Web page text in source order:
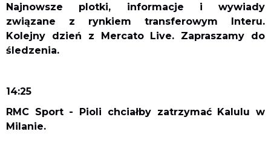
Najnowsze plotki, informacje i wywiady
związane z rynkiem transferowym Interu.
Kolejny dzień z Mercato Live. Zapraszamy do
śledzenia.
14:25
RMC Sport - Pioli chciałby zatrzymać Kalulu w
Milanie.